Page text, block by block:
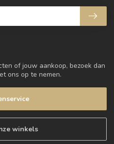
of jouw aankoop, bezoek dan
ons op te nemen.
winkels